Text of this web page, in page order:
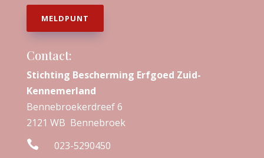
MELDPUNT
Contact:
Stichting Bescherming Erfgoed Zuid-
Kennemerland
Bennebroekerdreef 6
2121 WB Bennebroek
 023-5290450